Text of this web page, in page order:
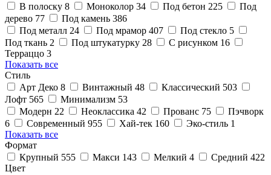
В полоску 8 Моноколор 34 Под бетон 225
Под
дерево 77 Под камень 386
Под металл 24 Под мрамор 407 Под стекло 5
Под ткань 2 Под штукатурку 28 С рисунком 16
Терраццо 3
Показать все
Стиль
Арт Деко 8 Винтажный 48 Классический 503
Лофт 565 Минимализм 53
Модерн 22 Неоклассика 42 Прованс 75
Пэчворк
6
Современный 955 Хай-тек 160 Эко-стиль 1
Показать все
Формат
Крупный 555 Макси 143 Мелкий 4 Средний 422
Цвет